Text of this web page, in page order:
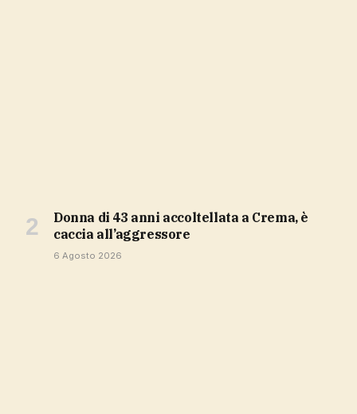
Donna di 43 anni accoltellata a Crema, è
caccia all’aggressore
6 Agosto 2026